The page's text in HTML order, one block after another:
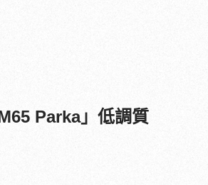
Parka」低調質